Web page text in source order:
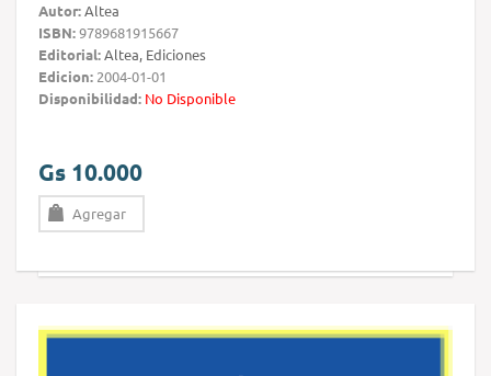
Autor:Altea
ISBN:9789681915667
Editorial:Altea, Ediciones
Edicion: 2004-01-01
Disponibilidad: No Disponible
Gs 10.000
Agregar